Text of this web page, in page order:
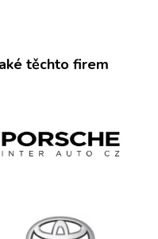
těchto firem